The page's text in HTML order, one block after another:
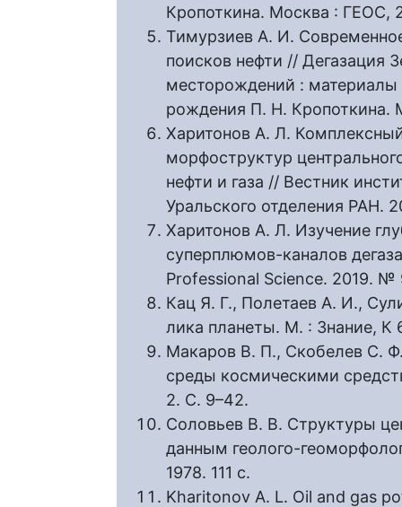
Кропоткина. Москва : ГЕОС,
Тимурзиев А. И.
поисков нефти // Дегазация
месторождений :
рождения П. Н. Кропоткина.
Харитонов А. Л.
морфоструктур
нефти и газа // Вестник
Уральского отделения РАН.
Харитонов А. Л. Изучение
суперплюмов-каналов
Professional Science. 2019. №
Кац Я. Г., Полетаев А. И.,
лика планеты. М. : Знание, К
Макаров В. П., Скобелев С.
среды космическими
2. С. 9–42.
Соловьев В. В. Структуры
данным геолого-
1978. 111 с.
Kharitonov A. L. Oil and gas